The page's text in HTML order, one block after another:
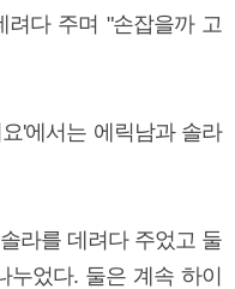
려다 주며 "손잡을까 고
'에서는 에릭남과 솔라
라를 데려다 주었고 둘
누었다. 둘은 계속 하이